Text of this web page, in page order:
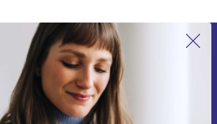
sa prvýkrát na newsletter!
nikdy nezmeškajte ponuku.